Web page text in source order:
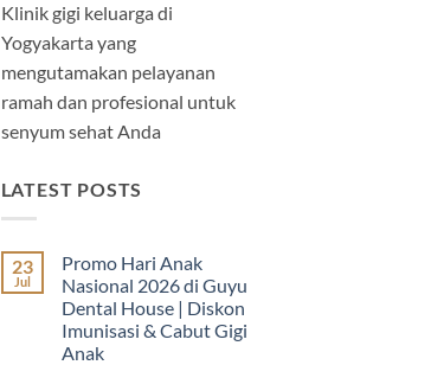
Klinik gigi keluarga di
Yogyakarta yang
mengutamakan pelayanan
ramah dan profesional untuk
senyum sehat Anda
LATEST POSTS
23
Jul
Promo Hari Anak
Nasional 2026 di Guyu
Dental House | Diskon
Imunisasi & Cabut Gigi
Anak